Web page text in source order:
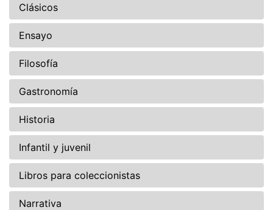
Clásicos
Ensayo
Filosofía
Gastronomía
Historia
Infantil y juvenil
Libros para coleccionistas
Narrativa